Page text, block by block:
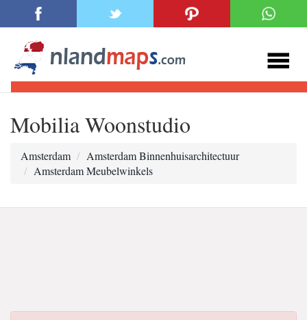
Mobilia Woonstudio
Amsterdam
Amsterdam Binnenhuisarchitectuur
Amsterdam Meubelwinkels